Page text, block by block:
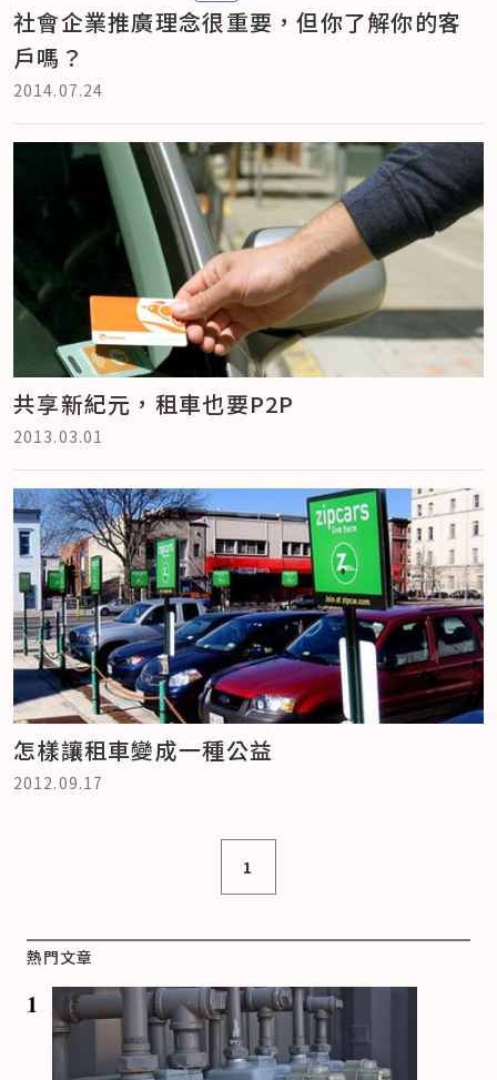
社會企業推廣理念很重要，但你了解你的客
戶嗎？
2014.07.24
共享新紀元，租車也要P2P
2013.03.01
怎樣讓租車變成一種公益
2012.09.17
1
熱門文章
1